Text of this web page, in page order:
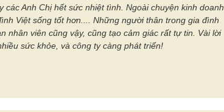
Anh Chị hết sức nhiệt tình. Ngoài chuyện kinh doanh
Việt sống tốt hơn.... Những người thân trong gia đình
nhân viên cũng vậy, cũng tạo cảm giác rất tự tin. Vài lời
sức khỏe, và công ty càng phát triển!